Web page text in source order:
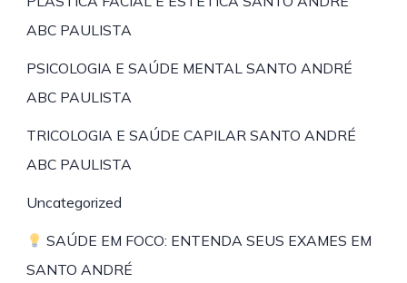
ABC PAULISTA
PSICOLOGIA E SAÚDE MENTAL SANTO ANDRÉ
ABC PAULISTA
TRICOLOGIA E SAÚDE CAPILAR SANTO ANDRÉ
ABC PAULISTA
Uncategorized
SAÚDE EM FOCO: ENTENDA SEUS EXAMES EM
SANTO ANDRÉ